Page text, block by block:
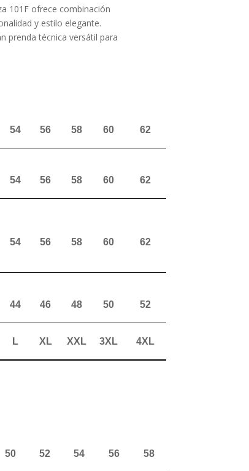
101F ofrece combinación
y estilo elegante.
prenda técnica versátil para
54 56 58 60 62
54 56 58 60 62
54 56 58 60 62
44 46 48 50 52
L XL XXL 3XL 4XL
50 52 54 56 58